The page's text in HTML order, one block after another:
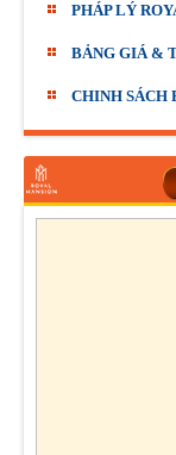
PHÁP LÝ
BẢNG GIÁ &
CHINH SÁCH